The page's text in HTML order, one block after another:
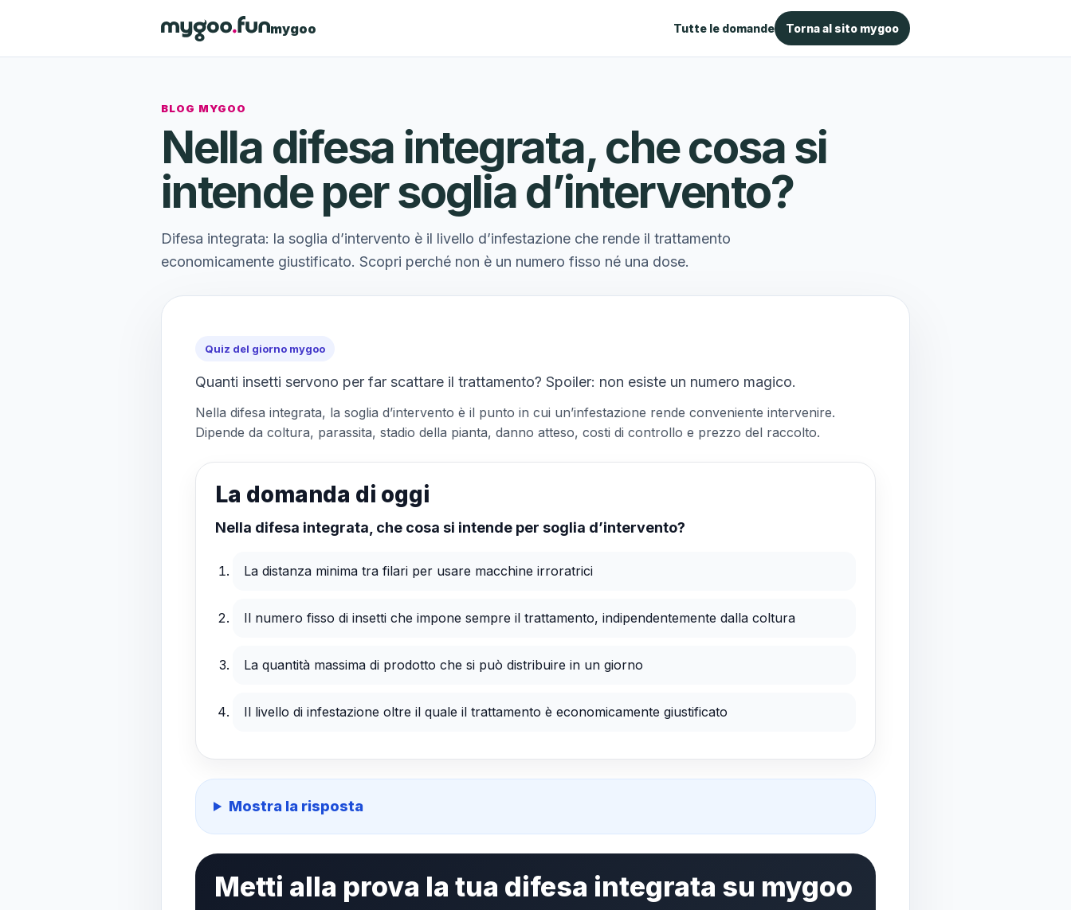
mygoo Tutte le domande Torna al sito mygoo
BLOG MYGOO
Nella difesa integrata, che cosa si
intende per soglia d’intervento?
Difesa integrata: la soglia d’intervento è il livello d’infestazione che rende il trattamento
economicamente giustificato. Scopri perché non è un numero fisso né una dose.
Quiz del giorno mygoo
Quanti insetti servono per far scattare il trattamento? Spoiler: non esiste un numero magico.
Nella difesa integrata, la soglia d’intervento è il punto in cui un’infestazione rende conveniente intervenire.
Dipende da coltura, parassita, stadio della pianta, danno atteso, costi di controllo e prezzo del raccolto.
La domanda di oggi
Nella difesa integrata, che cosa si intende per soglia d’intervento?
La distanza minima tra filari per usare macchine irroratrici
Il numero fisso di insetti che impone sempre il trattamento, indipendentemente dalla coltura
La quantità massima di prodotto che si può distribuire in un giorno
Il livello di infestazione oltre il quale il trattamento è economicamente giustificato
Mostra la risposta
Metti alla prova la tua difesa integrata su mygoo